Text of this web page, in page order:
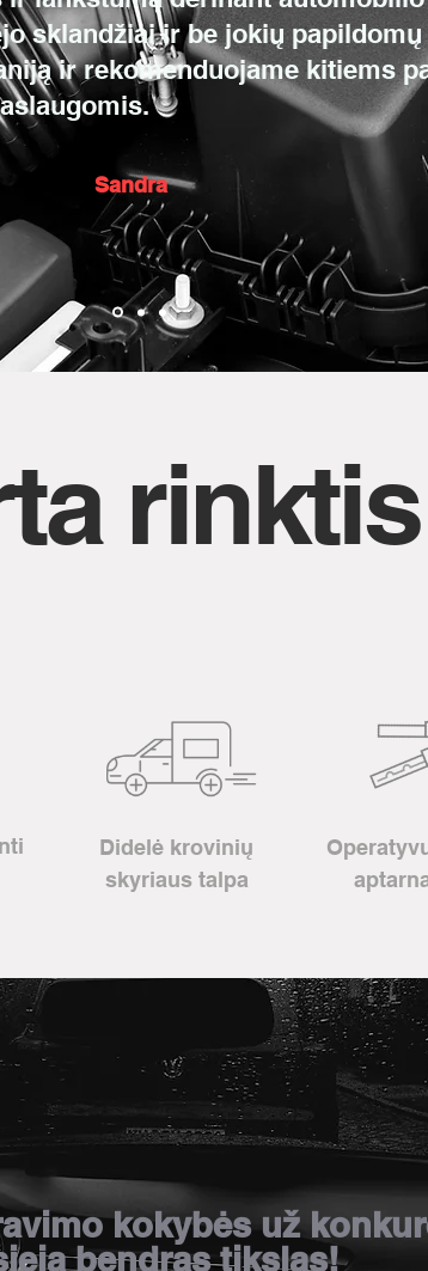
sklandžiai ir be jokių
ir rekomenduojame kitiems
Sandra
Didelė krovinių
skyriaus talpa
kokybės už
bendras tikslas!